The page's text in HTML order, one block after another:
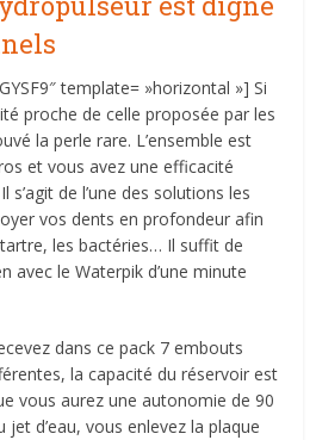
template= »horizontal »] Si
proche de celle proposée par les
la perle rare. L’ensemble est
et vous avez une efficacité
s’agit de l’une des solutions les
vos dents en profondeur afin
tartre, les bactéries… Il suffit de
avec le Waterpik d’une minute
dans ce pack 7 embouts
la capacité du réservoir est
vous aurez une autonomie de 90
jet d’eau, vous enlevez la plaque